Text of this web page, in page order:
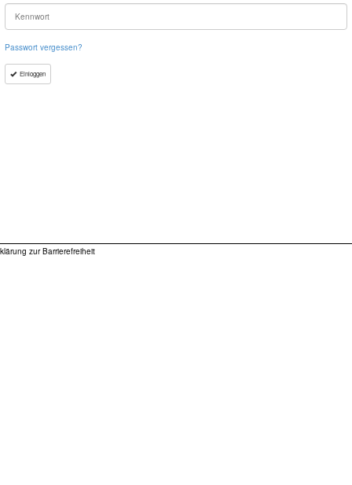
Passwort vergessen?
Einloggen
zur Barrierefreiheit